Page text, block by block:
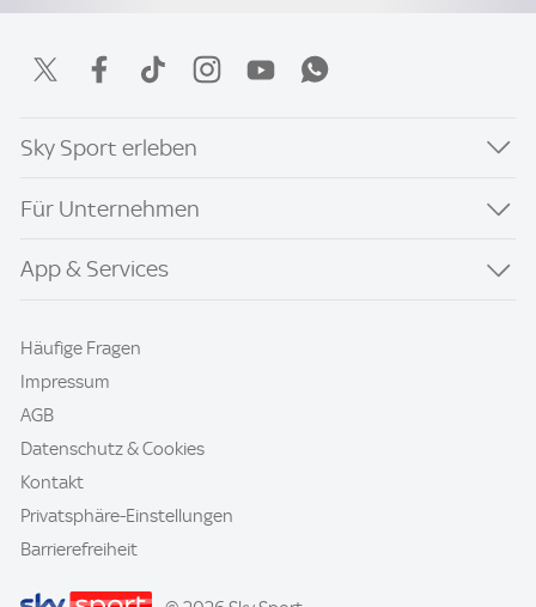
Sky Sport erleben
Für Unternehmen
App & Services
Häufige Fragen
Impressum
AGB
Datenschutz & Cookies
Kontakt
Privatsphäre-Einstellungen
Barrierefreiheit